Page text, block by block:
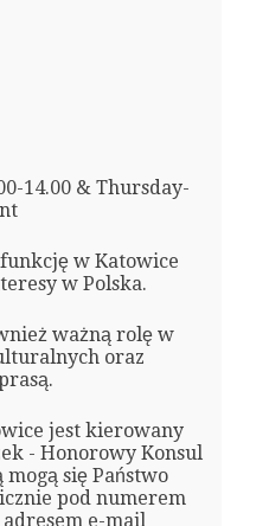
14.00 & Thursday-
w Katowice
w Polska.
ważną rolę w
oraz
jest kierowany
- Honorowy Konsul
się Państwo
pod numerem
adresem e-mail